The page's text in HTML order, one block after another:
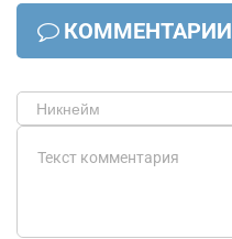
КОММЕНТАРИИ